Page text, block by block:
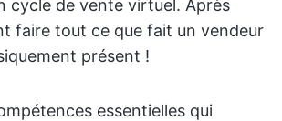
cycle de vente virtuel. Après
faire tout ce que fait un vendeur
présent !
essentielles qui